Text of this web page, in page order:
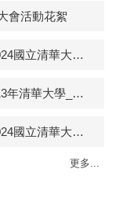
會活動花絮
【體育室】【運動訓練班招生】2024國立清華大學足球、桌球、羽球、網球運動訓練班招生
【體育室】【暑期夏令營招生】113年清華大學_暑期運動樂活夏令營 簡章&報名
【體育室】【運動訓練班招生】2024國立清華大學足球、桌球、羽球運動訓練班招生
更多...